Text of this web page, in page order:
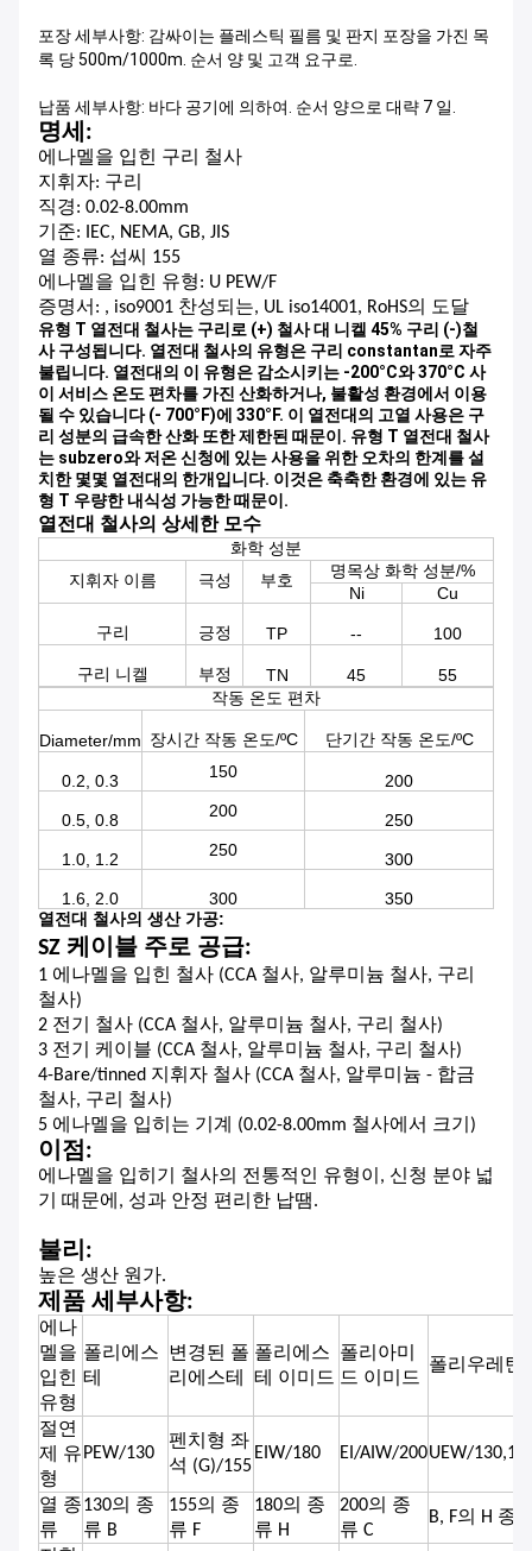
포장 세부사항: 감싸이는 플레스틱 필름 및 판지 포장을 가진 목
록 당 500m/1000m. 순서 양 및 고객 요구로.
납품 세부사항: 바다 공기에 의하여. 순서 양으로 대략 7 일.
명세:
에나멜을 입힌 구리 철사
지휘자: 구리
직경: 0.02-8.00mm
기준: IEC, NEMA, GB, JIS
열 종류: 섭씨 155
에나멜을 입힌 유형: U PEW/F
증명서: , iso9001 찬성되는, UL iso14001, RoHS의 도달
유형 T 열전대 철사는 구리로 (+) 철사 대 니켈 45% 구리 (-)철
사 구성됩니다. 열전대 철사의 유형은 구리 constantan로 자주
불립니다. 열전대의 이 유형은 감소시키는 -200°C와 370°C 사
이 서비스 온도 편차를 가진 산화하거나, 불활성 환경에서 이용
될 수 있습니다 (- 700°F)에 330°F. 이 열전대의 고열 사용은 구
리 성분의 급속한 산화 또한 제한된 때문이. 유형 T 열전대 철사
는 subzero와 저온 신청에 있는 사용을 위한 오차의 한계를 설
치한 몇몇 열전대의 한개입니다. 이것은 축축한 환경에 있는 유
형 T 우량한 내식성 가능한 때문이.
열전대 철사의 상세한 모수
화학 성분
지휘자 이름
극성 부호
명목상 화학 성분/%
Ni
Cu
구리 긍정 TP -- 100
구리 니켈 부정 TN 45
55
작동 온도 편차
Diameter/mm 장시간 작동 온도/ºC 단기간 작동 온도/ºC
0.2, 0.3 150 200
0.5, 0.8 200 250
1.0, 1.2 250 300
1.6, 2.0 300
350
열전대 철사의 생산 가공:
SZ 케이블 주로 공급:
1 에나멜을 입힌 철사 (CCA 철사, 알루미늄 철사, 구리
철사)
2 전기 철사 (CCA 철사, 알루미늄 철사, 구리 철사)
3 전기 케이블 (CCA 철사, 알루미늄 철사, 구리 철사)
4-Bare/tinned 지휘자 철사 (CCA 철사, 알루미늄 - 합금
철사, 구리 철사)
5 에나멜을 입히는 기계 (0.02-8.00mm 철사에서 크기)
이점:
에나멜을 입히기 철사의 전통적인 유형이, 신청 분야 넓
기 때문에, 성과 안정 편리한 납땜.
불리:
높은 생산 원가.
제품 세부사항:
에나
멜을
입힌
유형
폴리에스
테
변경된 폴
리에스테
폴리에스
테 이미드
폴리아미
드 이미드
폴리우레탄
절연
제 유
형
PEW/130
펜치형 좌
석 (G)/155
EIW/180 EI/AIW/200UEW/
열 종
류
130의 종
류 B
155의 종
류 F
180의 종
류 H
200의 종
류 C
B, F의 H 종